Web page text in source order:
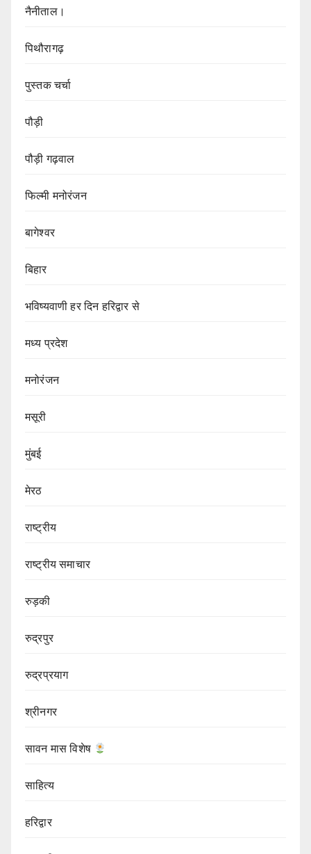
नैनीताल।
पिथौरागढ़
पुस्तक चर्चा
पौड़ी
पौड़ी गढ़वाल
फिल्मी मनोरंजन
बागेश्वर
बिहार
भविष्यवाणी हर दिन हरिद्वार से
मध्य प्रदेश
मनोरंजन
मसूरी
मुंबई
मेरठ
राष्ट्रीय
राष्ट्रीय समाचार
रुड़की
रुद्रपुर
रुद्रप्रयाग
श्रीनगर
सावन मास विशेष
साहित्य
हरिद्वार